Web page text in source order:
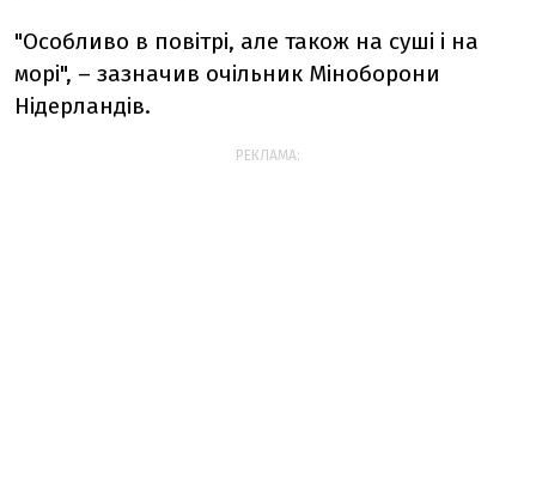
"Особливо в повітрі, але також на суші і на
морі", – зазначив очільник Міноборони
Нідерландів.
РЕКЛАМА: